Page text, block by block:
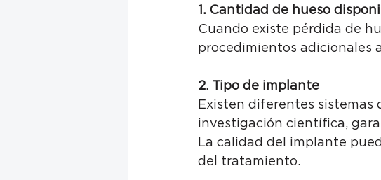
1. Cantidad de hueso
Cuando existe pérdida de
procedimientos adicionales
2. Tipo de implante
Existen diferentes sistemas
investigación científica,
La calidad del implante
del tratamiento.